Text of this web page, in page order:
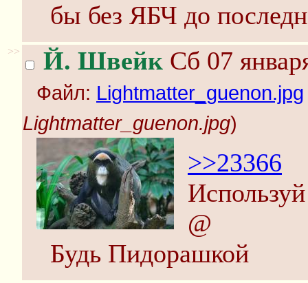
бы без ЯБЧ до
>> Й. Швейк Сб 07
Файл: Lightmatter_guenon.jpg
Lightmatter_guenon.jpg)
>>23366
@
Будь Пидорашкой